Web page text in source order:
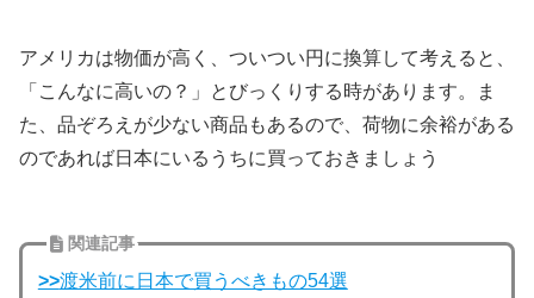
アメリカは物価が高く、ついつい円に換算して考えると、
「こんなに高いの？」とびっくりする時があります。ま
た、品ぞろえが少ない商品もあるので、荷物に余裕がある
のであれば日本にいるうちに買っておきましょう
関連記事
>>渡米前に日本で買うべきもの54選